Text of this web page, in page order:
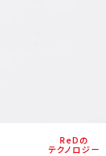
ReDの
テクノロジー